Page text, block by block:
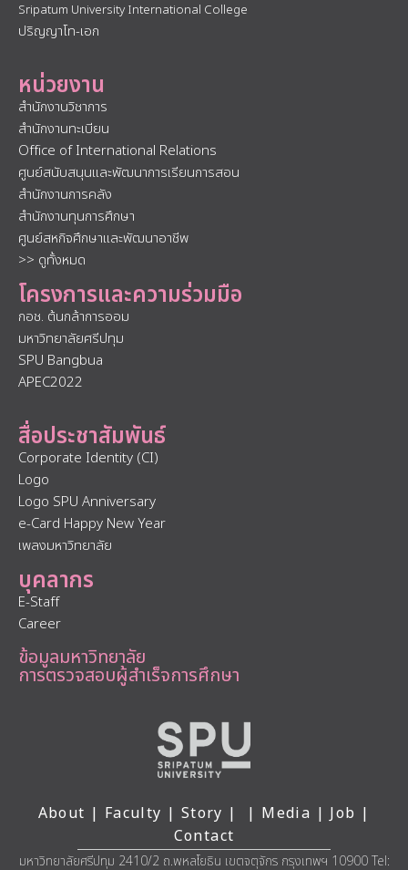
Sripatum University International College
ปริญญาโท-เอก
หน่วยงาน
สำนักงานวิชาการ
สำนักงานทะเบียน
Office of International Relations
ศูนย์สนับสนุนและพัฒนาการเรียนการสอน
สำนักงานการคลัง
สำนักงานทุนการศึกษา
ศูนย์สหกิจศึกษาและพัฒนาอาชีพ
>> ดูทั้งหมด
โครงการและความร่วมมือ
กอช. ต้นกล้าการออม
มหาวิทยาลัยศรีปทุม
SPU Bangbua
APEC2022
สื่อประชาสัมพันธ์
Corporate Identity (CI)
Logo
Logo SPU Anniversary
e-Card Happy New Year
เพลงมหาวิทยาลัย
บุคลากร
E-Staff
Career
ข้อมูลมหาวิทยาลัย
การตรวจสอบผู้สำเร็จการศึกษา
About | Faculty | Story | | Media | Job |
Contact
มหาวิทยาลัยศรีปทุม 2410/2 ถ.พหลโยธิน เขตจตุจักร กรุงเทพฯ 10900 Tel: